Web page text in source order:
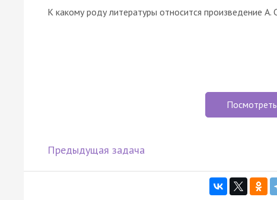
К какому роду литературы относится произведение А.
Предыдущая задача